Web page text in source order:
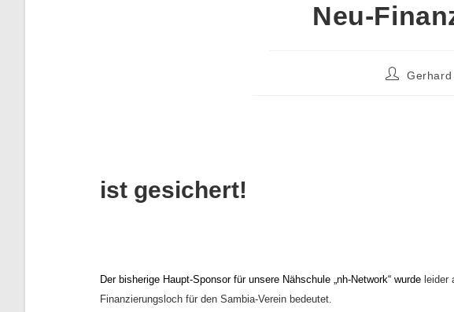
Neu-
Gerhard
ist gesichert!
Der bisherige Haupt-Sponsor für unsere Nähschule „nh-Network“ wurde leider
Finanzierungsloch für den Sambia-Verein bedeutet.